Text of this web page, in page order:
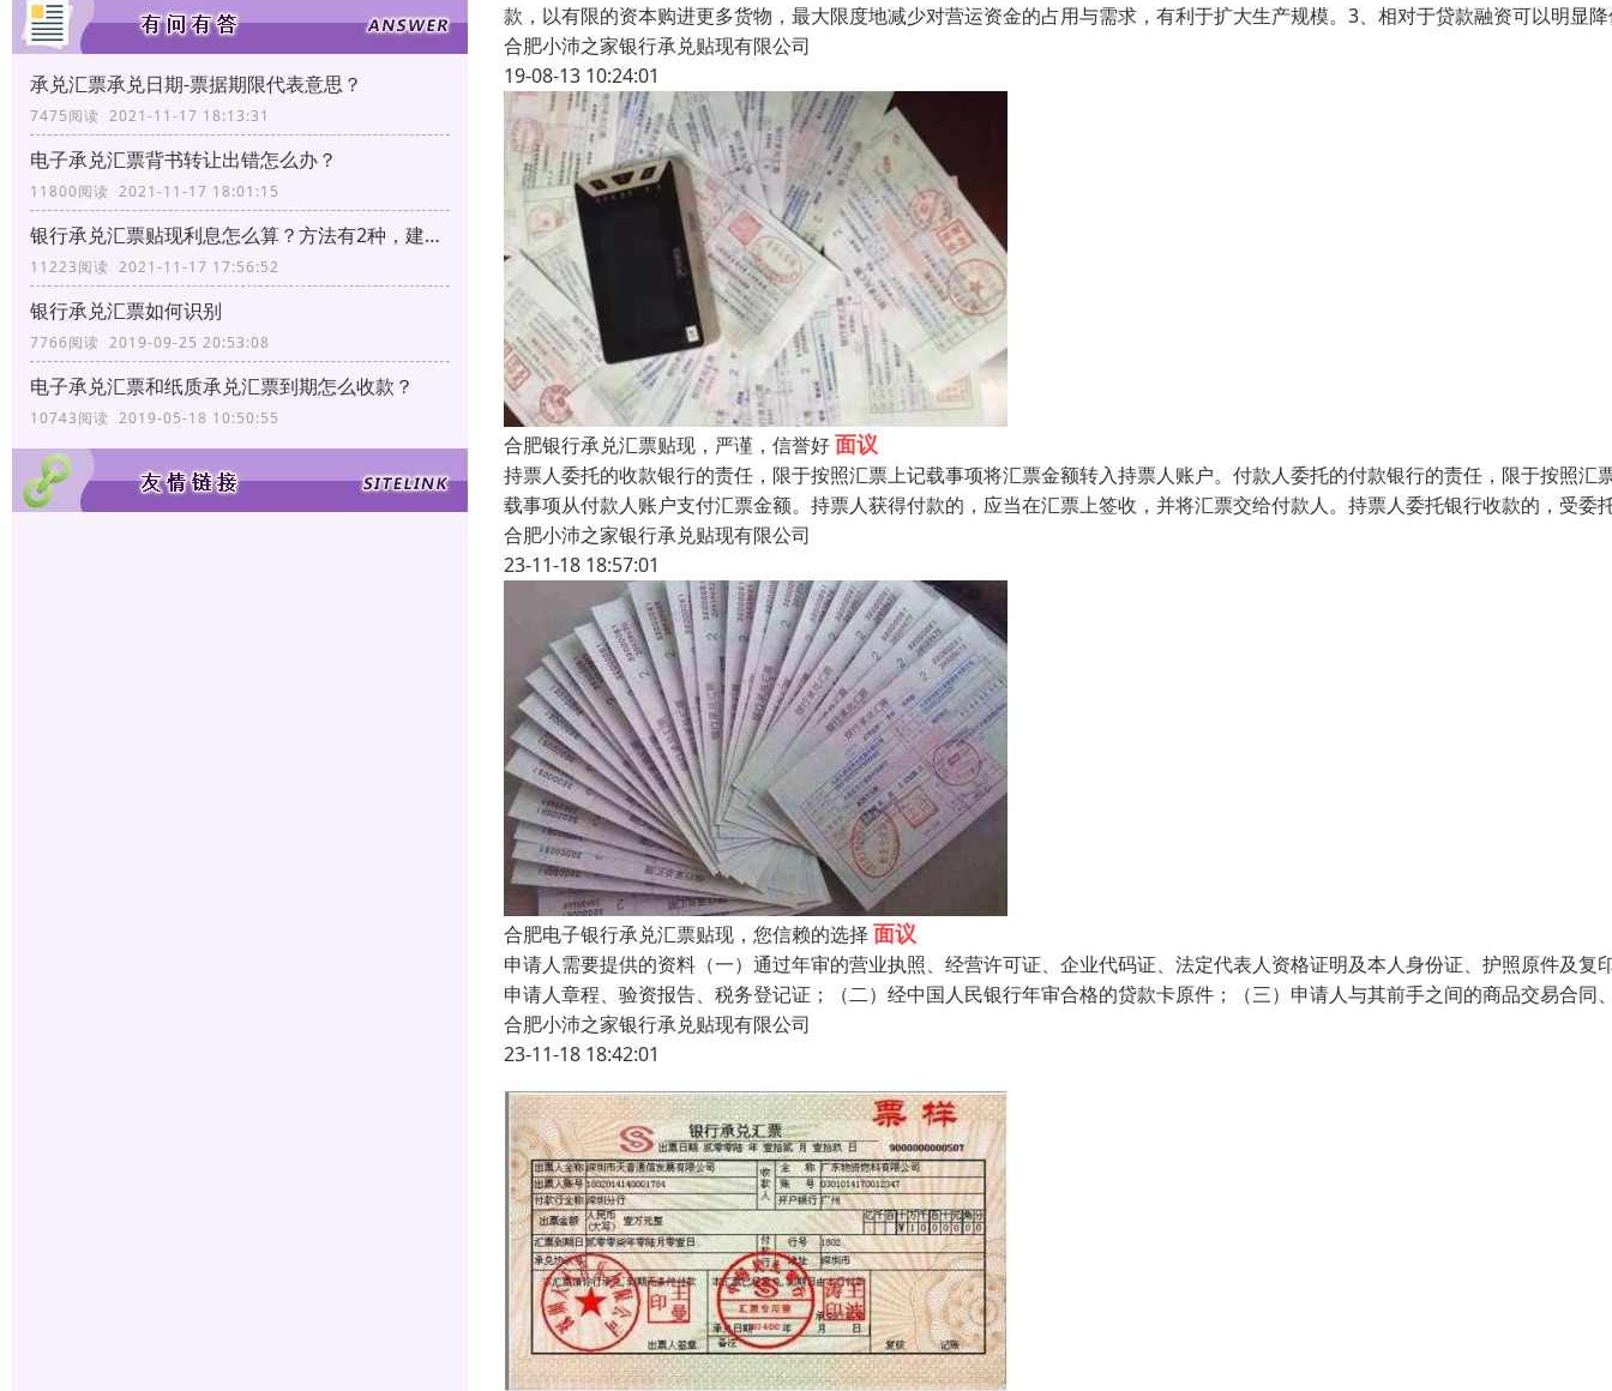
承兑汇票承兑日期-票据期限代表意思？
7475阅读 2021-11-17 18:13:31
电子承兑汇票背书转让出错怎么办？
11800阅读 2021-11-17 18:01:15
银行承兑汇票贴现利息怎么算？方法有2种，建议转发收藏
11223阅读 2021-11-17 17:56:52
银行承兑汇票如何识别
7766阅读 2019-09-25 20:53:08
电子承兑汇票和纸质承兑汇票到期怎么收款？
10743阅读 2019-05-18 10:50:55
款，以有限的资本购进更多货物，最大限度地减少对营运资金的占用与需求，有利于扩大生产规模。3、相对于贷款融资可以明显
合肥小沛之家银行承兑贴现有限公司
19-08-13 10:24:01
合肥银行承兑汇票贴现，严谨，信誉好面议
持票人委托的收款银行的责任，限于按照汇票上记载事项将汇票金额转入持票人账户。付款人委托的付款银行的责任，限于按照汇
载事项从付款人账户支付汇票金额。持票人获得付款的，应当在汇票上签收，并将汇票交给付款人。持票人委托银行收款的，受委
合肥小沛之家银行承兑贴现有限公司
23-11-18 18:57:01
合肥电子银行承兑汇票贴现，您信赖的选择 面议
申请人需要提供的资料（一）通过年审的营业执照、经营许可证、企业代码证、法定代表人资格证明及本人身份证、护照原件及复
申请人章程、验资报告、税务登记证；（二）经中国人民银行年审合格的贷款卡原件；（三）申请人与其前手之间的商品交易合同
合肥小沛之家银行承兑贴现有限公司
23-11-18 18:42:01